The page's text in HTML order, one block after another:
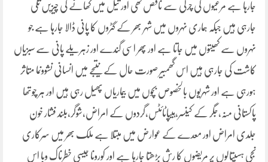
جارہا ہے مرغیوں کی چرلی سے ناقص گھی اور تیل میں کھانے کی چیزیں تلی
جارہی ہیں جبکہ ہماری نہروں میں شہر بھر کے گٹروں کا پانی ڈالا جارہا ہے جو
نہروں سے کھیتوں میں جاتا ہے اور پھر اسی گندے اور زہریلے پانی سے سبزیاں
کاشت کی جارہی ہیں اس گھمبیر صورت حال کے نتیجے میں انسانی نشوونما متاثر
ہورہی ہے اور شہریوں بالخصوص بچوں میں بیماریاں پھیل رہی ہیں اور ہر چوتھا
پاکستانی منہ،جگر کے کینسر،ہیپاٹائٹس،گردوں کے امراض،شوگر،بلند فشار خون
جلدی امراض اور معدے کے عوارض میں مبتلا ہے ملک بھر میں سرکاری
نجی ہسپتالوں پر مریضوں کا رش بڑھتا جارہا ہے اور کورونا جیسی خطرناک وبا اس